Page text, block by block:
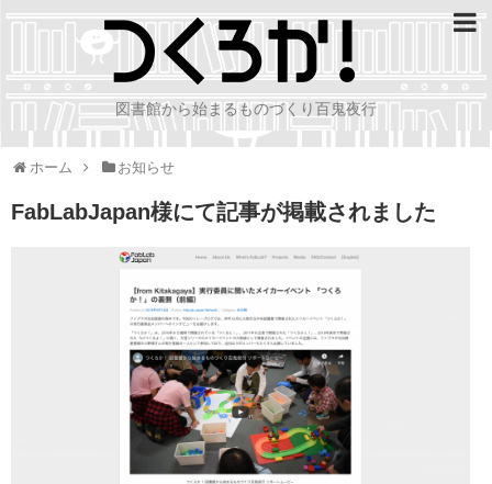
図書館から始まるものづくり百鬼夜行
ホーム お知らせ
FabLabJapan様にて記事が掲載されました